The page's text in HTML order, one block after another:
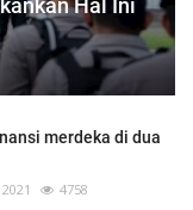
Hal Ini
merdeka di dua
4758